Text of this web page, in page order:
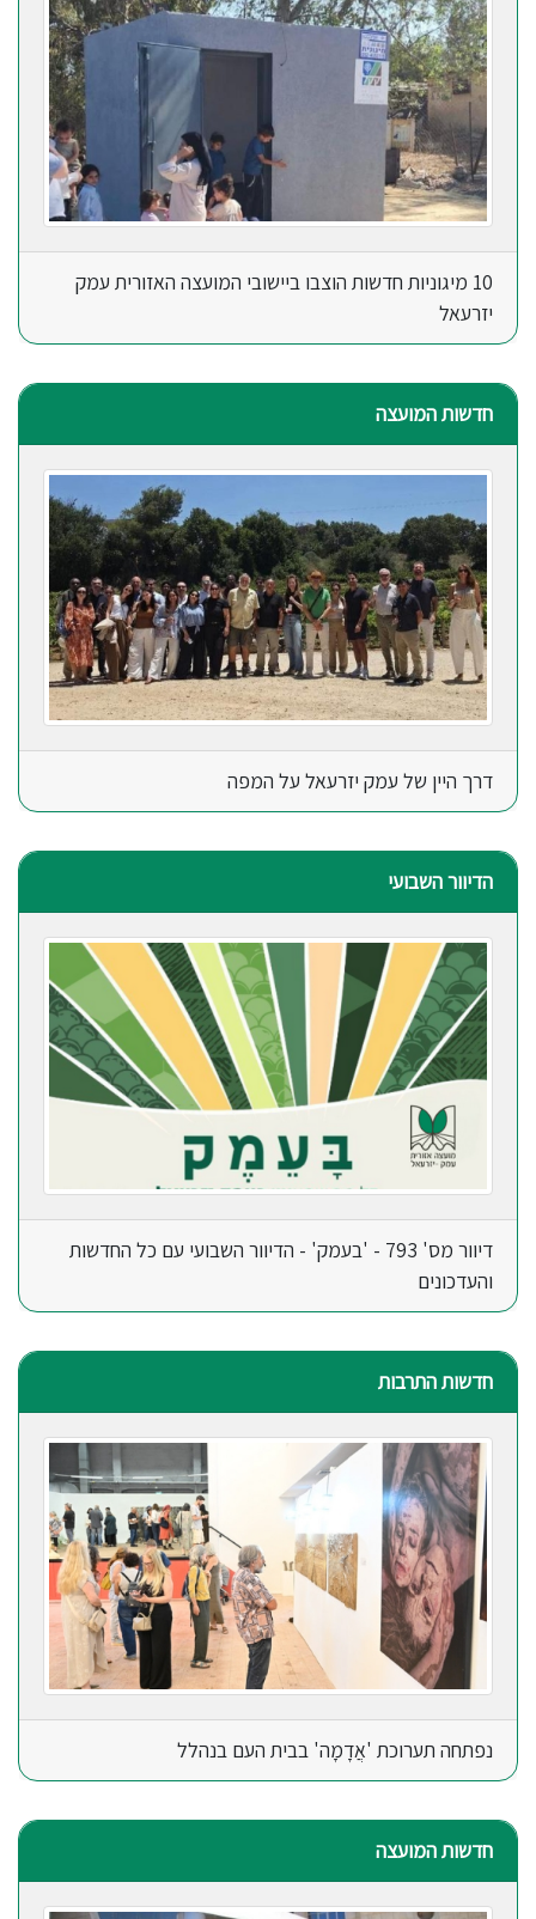
10 מיגוניות חדשות הוצבו ביישובי המועצה האזורית עמק
יזרעאל
חדשות המועצה
דרך היין של עמק יזרעאל על המפה
הדיוור השבועי
דיוור מס' 793 - 'בעמק' - הדיוור השבועי עם כל החדשות
והעדכונים
חדשות התרבות
נפתחה תערוכת 'אֲדָמָה' בבית העם בנהלל
חדשות המועצה